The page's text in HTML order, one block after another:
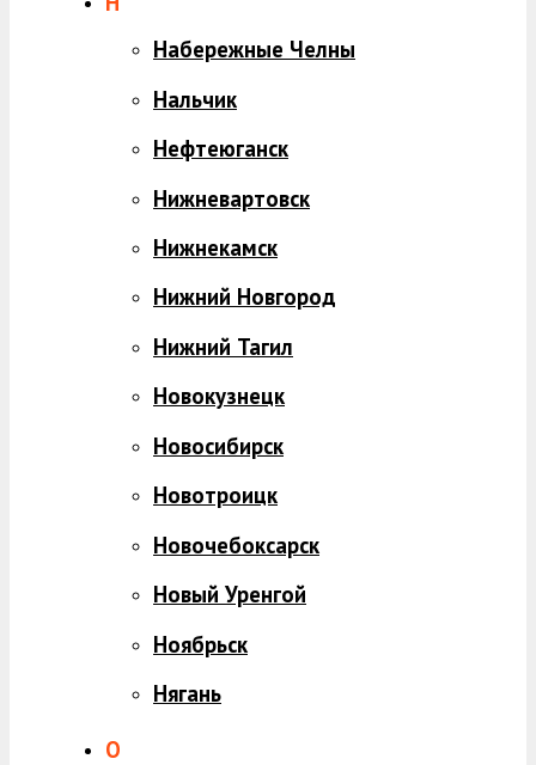
Набережные Челны
Нальчик
Нефтеюганск
Нижневартовск
Нижнекамск
Нижний Новгород
Нижний Тагил
Новокузнецк
Новосибирск
Новотроицк
Новочебоксарск
Новый Уренгой
Ноябрьск
Нягань
О